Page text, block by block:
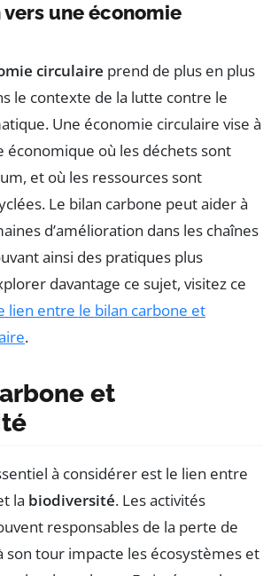
une économie
circulaire prend de plus en plus
le contexte de la lutte contre le
Une économie circulaire vise à
économique où les déchets sont
et où les ressources sont
Le bilan carbone peut aider à
d’amélioration dans les chaînes
ainsi des pratiques plus
davantage ce sujet, visitez ce
lien entre le bilan carbone et
.
et
à considérer est le lien entre
la biodiversité. Les activités
responsables de la perte de
son tour impacte les écosystèmes et